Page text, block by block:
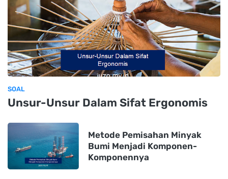
SOAL
Unsur-Unsur Dalam Sifat Ergonomis
Metode Pemisahan Minyak
Bumi Menjadi Komponen-
Komponennya